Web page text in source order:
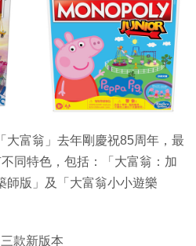
大富翁」去年剛慶祝85周年，最
同特色，包括：「大富翁：加
師版」及「大富翁小小遊樂
款新版本